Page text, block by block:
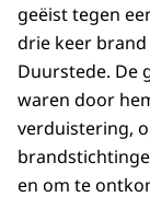
geëist tegen
drie keer brand
Duurstede. De
waren door
verduistering,
en om te